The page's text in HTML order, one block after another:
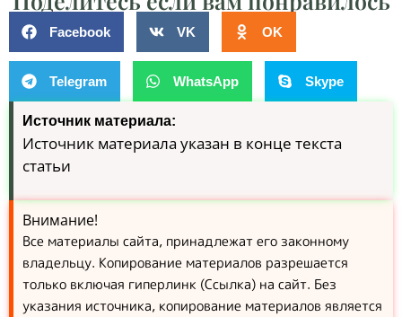
Facebook VK OK
Telegram WhatsApp Skype
Источник материала:
Источник материала указан в конце текста
статьи
Внимание!
Все материалы сайта, принадлежат его законному
владельцу. Копирование материалов разрешается
только включая гиперлинк (Ссылка) на сайт. Без
указания источника, копирование материалов является